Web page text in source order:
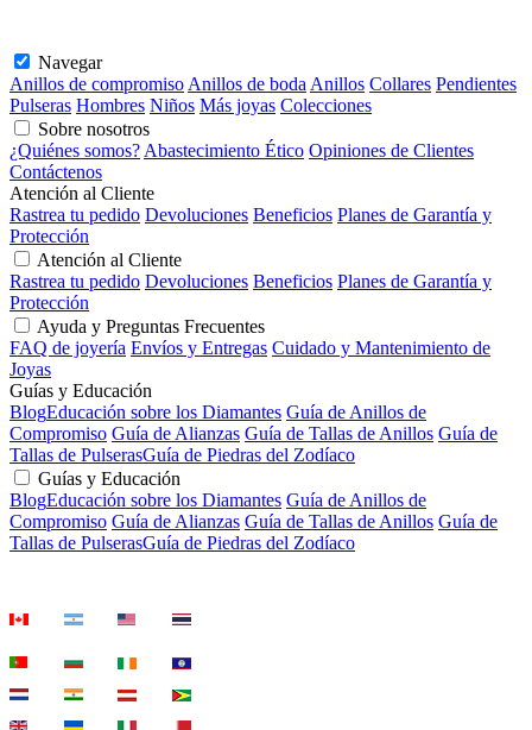
Navegar
Anillos de compromiso Anillos de boda Anillos Collares Pendientes
Pulseras Hombres Niños Más joyas Colecciones
Sobre nosotros
¿Quiénes somos? Abastecimiento Ético Opiniones de Clientes
Contáctenos
Atención al Cliente
Rastrea tu pedido Devoluciones Beneficios Planes de Garantía y
Protección
Atención al Cliente
Rastrea tu pedido Devoluciones Beneficios Planes de Garantía y
Protección
Ayuda y Preguntas Frecuentes
FAQ de joyería Envíos y Entregas Cuidado y Mantenimiento de
Joyas
Guías y Educación
BlogEducación sobre los Diamantes Guía de Anillos de
Compromiso Guía de Alianzas Guía de Tallas de Anillos Guía de
Tallas de PulserasGuía de Piedras del Zodíaco
Guías y Educación
BlogEducación sobre los Diamantes Guía de Anillos de
Compromiso Guía de Alianzas Guía de Tallas de Anillos Guía de
Tallas de PulserasGuía de Piedras del Zodíaco